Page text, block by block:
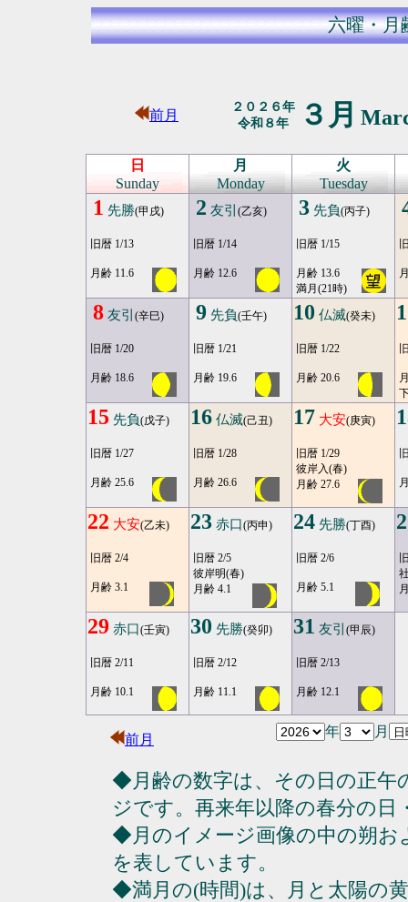
六曜・月
前月
２０２６年
令和８年
３月
日
Sunday
月
Monday
火
Tuesday
1 先勝(甲戌)
旧暦 1/13
月齢 11.6
2 友引 (乙亥)
旧暦 1/14
月齢 12.6
3 先負(丙子)
旧暦 1/15
月齢 13.6
満月(21時)
8 友引 (辛巳)
旧暦 1/20
月齢 18.6
9 先負(壬午)
旧暦 1/21
月齢 19.6
10 仏滅(癸未)
旧暦 1/22
月齢 20.6
15 先負(戊子)
旧暦 1/27
月齢 25.6
16 仏滅(己丑)
旧暦 1/28
月齢 26.6
17 大安(庚寅)
旧暦 1/29
彼岸入(春)
月齢 27.6
22 大安(乙未)
旧暦 2/4
月齢 3.1
23 赤口(丙申)
旧暦 2/5
彼岸明(春)
月齢 4.1
24 先勝(丁酉)
旧暦 2/6
月齢 5.1
29 赤口(壬寅)
旧暦 2/11
月齢 10.1
30 先勝(癸卯)
旧暦 2/12
月齢 11.1
31 友引 (甲辰)
旧暦 2/13
月齢 12.1
前月
年 月
◆月齢の数字は、その日の正午
ジです。再来年以降の春分の日
◆月のイメージ画像の中の朔
を表しています。
◆満月の(時間)は、月と太陽の